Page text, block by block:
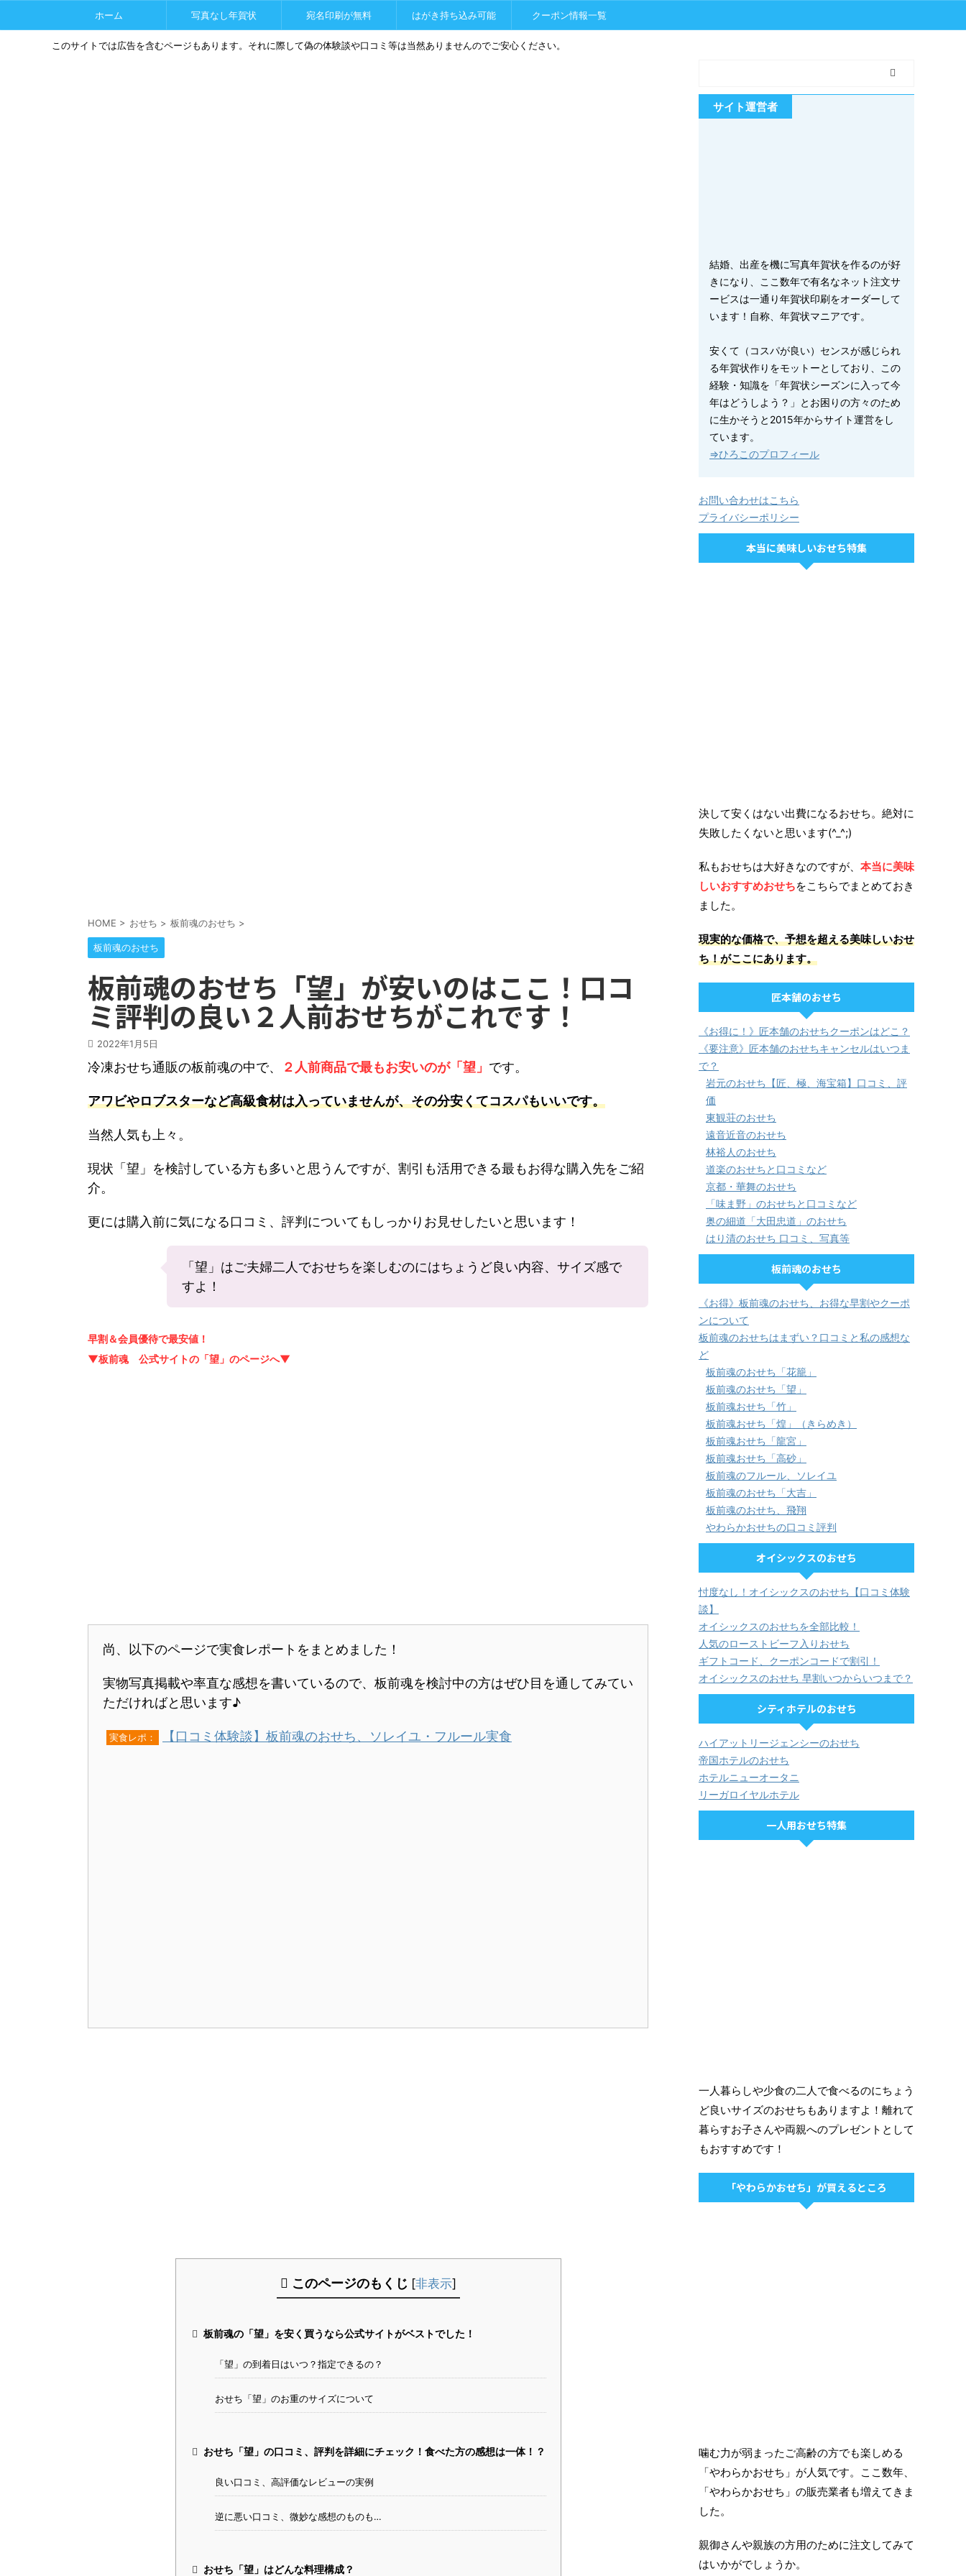
ホーム 写真なし年賀状 宛名印刷が無料 はがき持ち込み可能 クーポン情報一覧
このサイトでは広告を含むページもあります。それに際して偽の体験談や口コミ等は当然ありませんのでご安心ください。
HOME > おせち > 板前魂のおせち >
板前魂のおせち
板前魂のおせち「望」が安いのはここ！口コ
ミ評判の良い２人前おせちがこれです！
2022年1月5日
冷凍おせち通販の板前魂の中で、 ２人前商品で最もお安いのが「望」 です。
アワビやロブスターなど高級食材は入っていませんが、その分安くてコスパもいいです。
当然人気も上々。
現状「望」を検討している方も多いと思うんですが、割引も活用できる最もお得な購入先をご紹
介。
更には購入前に気になる口コミ、評判についてもしっかりお見せしたいと思います！
「望」はご夫婦二人でおせちを楽しむのにはちょうど良い内容、サイズ感で
すよ！
早割＆会員優待で最安値！
▼板前魂 公式サイトの「望」のページへ▼
尚、以下のページで実食レポートをまとめました！
実物写真掲載や率直な感想を書いているので、板前魂を検討中の方はぜひ目を通してみてい
ただければと思います♪
実食レポ： 【口コミ体験談】板前魂のおせち、ソレイユ・フルール実食
このページのもくじ [非表示]
板前魂の「望」を安く買うなら公式サイトがベストでした！
「望」の到着日はいつ？指定できるの？
おせち「望」のお重のサイズについて
おせち「望」の口コミ、評判を詳細にチェック！食べた方の感想は一体！？
良い口コミ、高評価なレビューの実例
逆に悪い口コミ、微妙な感想のものも…
おせち「望」はどんな料理構成？
サイト運営者
結婚、出産を機に写真年賀状を作るのが好
きになり、ここ数年で有名なネット注文サ
ービスは一通り年賀状印刷をオーダーして
います！自称、年賀状マニアです。
安くて（コスパが良い）センスが感じられ
る年賀状作りをモットーとしており、この
経験・知識を「年賀状シーズンに入って今
年はどうしよう？」とお困りの方々のため
に生かそうと2015年からサイト運営をし
ています。
⇒ひろこのプロフィール
お問い合わせはこちら
プライバシーポリシー
本当に美味しいおせち特集
決して安くはない出費になるおせち。絶対に
失敗したくないと思います(^_^;)
私もおせちは大好きなのですが、 本当に美味
しいおすすめおせちをこちらでまとめておき
ました。
現実的な価格で、予想を超える美味しいおせ
ち！がここにあります。
匠本舗のおせち
《お得に！》匠本舗のおせちクーポンはどこ？
《要注意》匠本舗のおせちキャンセルはいつま
で？
岩元のおせち【匠、極、海宝箱】口コミ、評
価
東観荘のおせち
遠音近音のおせち
林裕人のおせち
道楽のおせちと口コミなど
京都・華舞のおせち
「味ま野」のおせちと口コミなど
奥の細道「大田忠道」のおせち
はり清のおせち 口コミ、写真等
板前魂のおせち
《お得》板前魂のおせち、お得な早割やクーポ
ンについて
板前魂のおせちはまずい？口コミと私の感想な
ど
板前魂のおせち「花籠」
板前魂のおせち「望」
板前魂おせち「竹」
板前魂おせち「煌」（きらめき）
板前魂おせち「龍宮」
板前魂おせち「高砂」
板前魂のフルール、ソレイユ
板前魂のおせち「大吉」
板前魂のおせち、飛翔
やわらかおせちの口コミ評判
オイシックスのおせち
忖度なし！オイシックスのおせち【口コミ体験
談】
オイシックスのおせちを全部比較！
人気のローストビーフ入りおせち
ギフトコード、クーポンコードで割引！
オイシックスのおせち 早割いつからいつまで？
シティホテルのおせち
ハイアットリージェンシーのおせち
帝国ホテルのおせち
ホテルニューオータニ
リーガロイヤルホテル
一人用おせち特集
一人暮らしや少食の二人で食べるのにちょう
ど良いサイズのおせちもありますよ！離れて
暮らすお子さんや両親へのプレゼントとして
もおすすめです！
「やわらかおせち」が買えるところ
噛む力が弱まったご高齢の方でも楽しめる
「やわらかおせち」が人気です。ここ数年、
「やわらかおせち」の販売業者も増えてきま
した。
親御さんや親族の方用のために注文してみて
はいかがでしょうか。